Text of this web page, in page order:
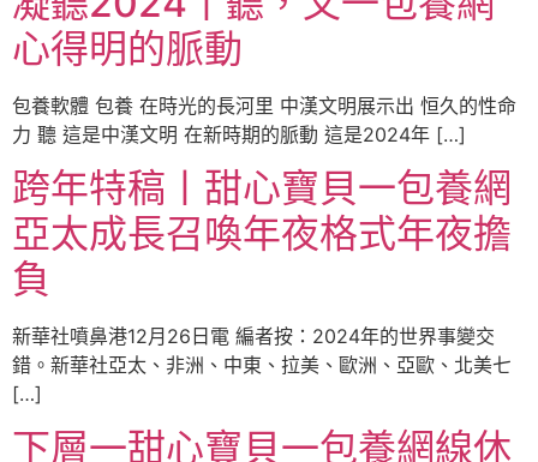
心得明的脈動
包養軟體 包養 在時光的長河里 中漢文明展示出 恒久的性命
力 聽 這是中漢文明 在新時期的脈動 這是2024年 […]
跨年特稿丨甜心寶貝一包養網
亞太成長召喚年夜格式年夜擔
負
新華社噴鼻港12月26日電 編者按：2024年的世界事變交
錯。新華社亞太、非洲、中東、拉美、歐洲、亞歐、北美七
[…]
下層一甜心寶貝一包養網線休